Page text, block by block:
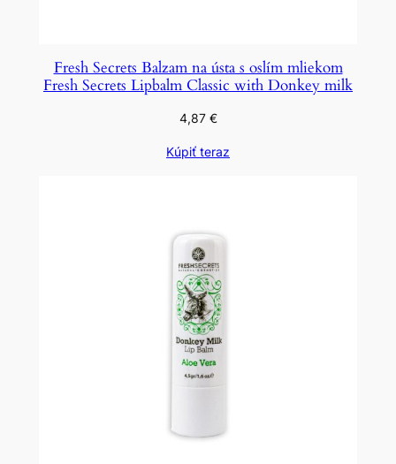
Fresh Secrets Balzam na ústa s oslím mliekom
Fresh Secrets Lipbalm Classic with Donkey milk
4,87 €
Kúpiť teraz